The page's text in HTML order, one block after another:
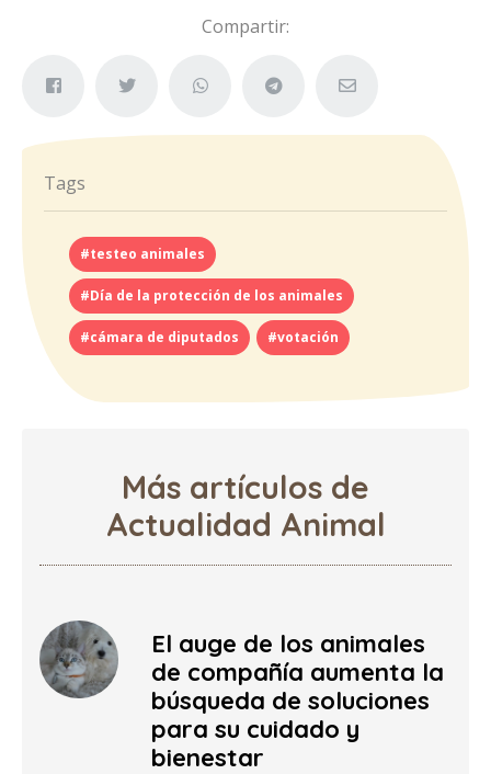
Compartir:
Tags
#testeo animales
#Día de la protección de los animales
#cámara de diputados #votación
Más artículos de
Actualidad Animal
El auge de los animales
de compañía aumenta la
búsqueda de soluciones
para su cuidado y
bienestar